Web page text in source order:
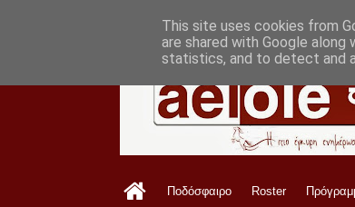
Ποδόσφαιρο Roster
This site uses cookies from
are shared with Google
statistics, and to detect and